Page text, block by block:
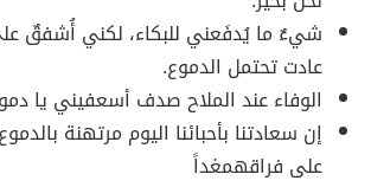
شيءٌ ما يُدفَعني للبكاء، لكني أُشفقٌ
عادت تحتمل الدموع.
الوفاء عند الملاح صدف أسعفيني يا
إن سعادتنا بأحبائنا اليوم مرتهنة
على فراقهمغداً